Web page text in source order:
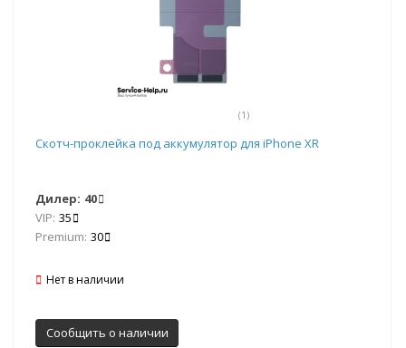
(1)
Скотч-проклейка под аккумулятор для iPhone XR
Дилер: 40
VIP: 35
Premium: 30
Нет в наличии
Сообщить о наличии